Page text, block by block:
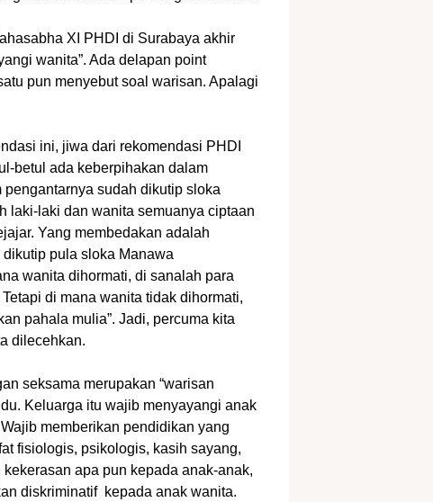
XI PHDI di Surabaya akhir
wanita”. Ada delapan point
pun menyebut soal warisan. Apalagi
ini, jiwa dari rekomendasi PHDI
betul ada keberpihakan dalam
sudah dikutip sloka
laki-laki dan wanita semuanya ciptaan
Yang membedakan adalah
pula sloka Manawa
wanita dihormati, di sanalah para
di mana wanita tidak dihormati,
pahala mulia”. Jadi, percuma kita
dilecehkan.
seksama merupakan “warisan
Keluarga itu wajib menyayangi anak
memberikan pendidikan yang
fisiologis, psikologis, kasih sayang,
apa pun kepada anak-anak,
diskriminatif kepada anak wanita.